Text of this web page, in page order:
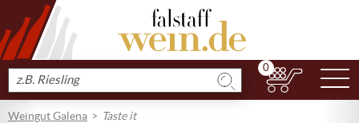
Produkt
suchen
0
Weingut Galena Taste it